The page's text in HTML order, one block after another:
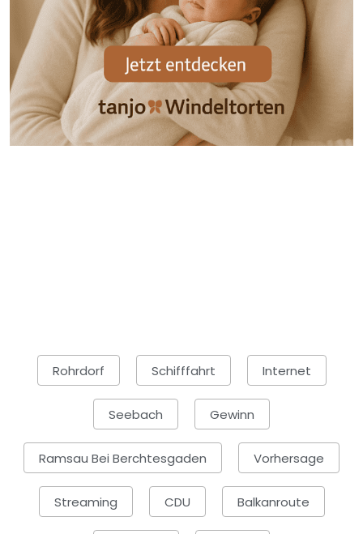
Rohrdorf Schifffahrt Internet
Seebach Gewinn
Ramsau Bei Berchtesgaden Vorhersage
Streaming CDU Balkanroute